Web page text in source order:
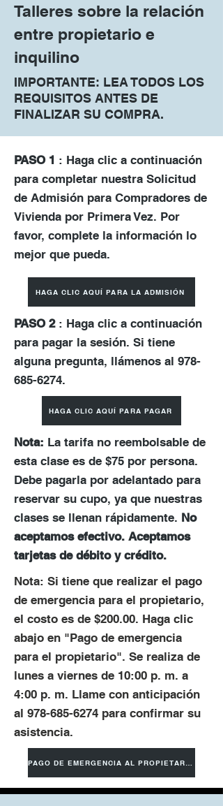
Talleres sobre la relación
entre propietario e
inquilino
IMPORTANTE: LEA TODOS LOS
REQUISITOS ANTES DE
FINALIZAR SU COMPRA.
PASO 1 : Haga clic a continuación
para completar nuestra Solicitud
de Admisión para Compradores de
Vivienda por Primera Vez. Por
favor, complete la información lo
mejor que pueda.
HAGA CLIC AQUÍ PARA LA ADMISIÓN
PASO 2 : Haga clic a continuación
para pagar la sesión. Si tiene
alguna pregunta, llámenos al 978-
685-6274.
HAGA CLIC AQUÍ PARA PAGAR
Nota: La tarifa no reembolsable de
esta clase es de $75 por persona.
Debe pagarla por adelantado para
reservar su cupo, ya que nuestras
clases se llenan rápidamente. No
aceptamos efectivo. Aceptamos
tarjetas de débito y crédito.
Nota: Si tiene que realizar el pago
de emergencia para el propietario,
el costo es de $200.00. Haga clic
abajo en "Pago de emergencia
para el propietario". Se realiza de
lunes a viernes de 10:00 p. m. a
4:00 p. m. Llame con anticipación
al 978-685-6274 para confirmar su
asistencia.